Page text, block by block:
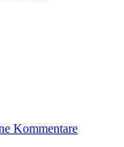
KommentareZombie